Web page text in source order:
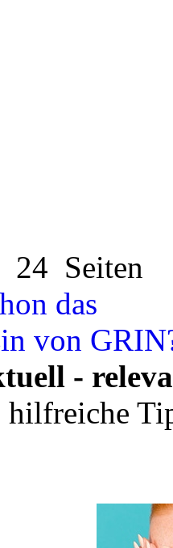
24 Seiten
das
von
-
hilfreiche